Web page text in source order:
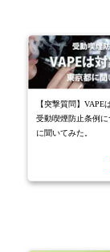
【突撃質問】VAPE
受動喫煙防止条例
に聞いてみた。